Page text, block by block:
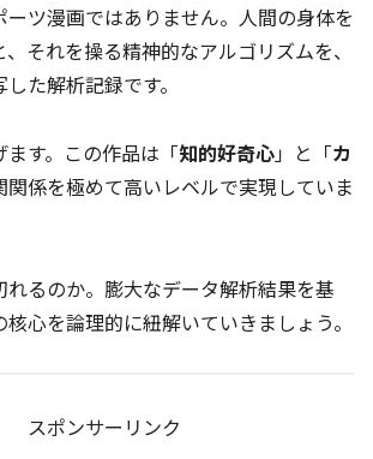
ーツ漫画ではありません。人間の身体を
それを操る精神的なアルゴリズムを、
た解析記録です。
す。この作品は「知的好奇心」と「カ
関係を極めて高いレベルで実現していま
れるのか。膨大なデータ解析結果を基
心を論理的に紐解いていきましょう。
スポンサーリンク